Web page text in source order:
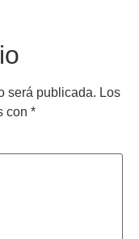
será publicada. Los
con *